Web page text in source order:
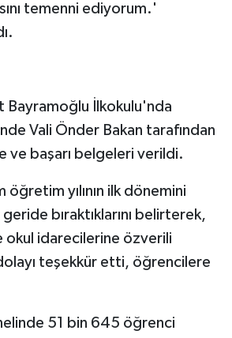
temenni ediyorum.'
Bayramoğlu İlkokulu'nda
Vali Önder Bakan tarafından
ve başarı belgeleri verildi.
öğretim yılının ilk dönemini
bıraktıklarını belirterek,
idarecilerine özverili
teşekkür etti, öğrencilere
51 bin 645 öğrenci